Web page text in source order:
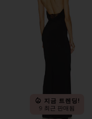
지금 트렌딩!
9 최근 판매됨